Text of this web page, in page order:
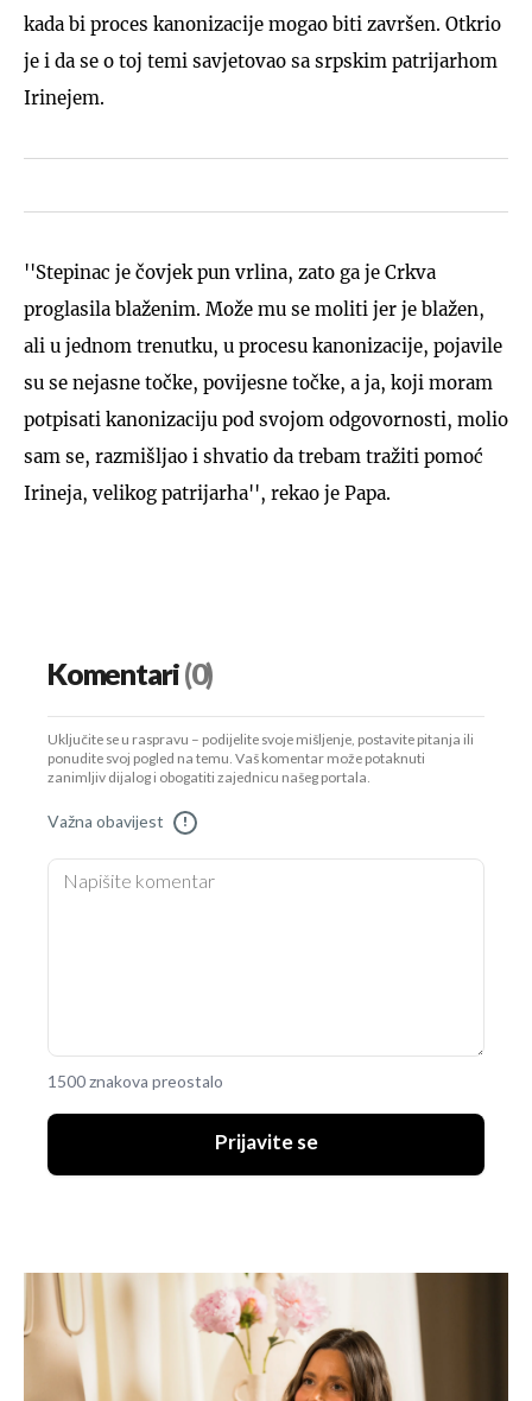
kada bi proces kanonizacije mogao biti završen. Otkrio
je i da se o toj temi savjetovao sa srpskim patrijarhom
Irinejem.
''Stepinac je čovjek pun vrlina, zato ga je Crkva
proglasila blaženim. Može mu se moliti jer je blažen,
ali u jednom trenutku, u procesu kanonizacije, pojavile
su se nejasne točke, povijesne točke, a ja, koji moram
potpisati kanonizaciju pod svojom odgovornosti, molio
sam se, razmišljao i shvatio da trebam tražiti pomoć
Irineja, velikog patrijarha'', rekao je Papa.
Komentari(0)
Uključite se u raspravu – podijelite svoje mišljenje, postavite pitanja ili
ponudite svoj pogled na temu. Vaš komentar može potaknuti
zanimljiv dijalog i obogatiti zajednicu našeg portala.
Važna obavijest !
1500 znakova preostalo
Prijavite se